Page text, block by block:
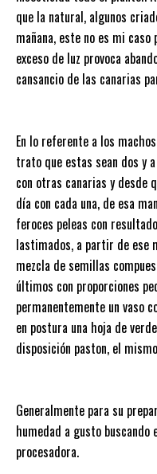
que la natural, algunos
mañana, este no es mi
exceso de luz provoca
cansancio de las canarias
En lo referente a los
trato que estas sean dos y
con otras canarias y desde
día con cada una, de esa
feroces peleas con
lastimados, a partir de ese
mezcla de semillas
últimos con proporciones
permanentemente un vaso
en postura una hoja de
disposición paston, el
Generalmente para su
humedad a gusto
procesadora.